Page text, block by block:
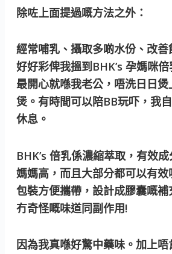
除咗上面提過嘅方法之外：
經常哺乳、攝取多啲水份、改善
好好彩俾我搵到BHK’s 孕媽咪倍
最開心就喺我老公，唔洗日日
煲。有時間可以陪BB玩吓，我
休息。
BHK’s 倍乳係濃縮萃取，有效
媽媽高，而且大部分都可以有效
包裝方便攜帶，設計成膠囊嘅
冇奇怪嘅味道同副作用!
因為我真喺好驚中藥味。加上